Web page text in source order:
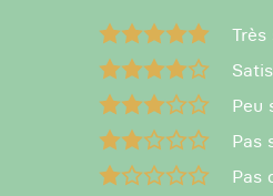
Peu
Pas
Pas